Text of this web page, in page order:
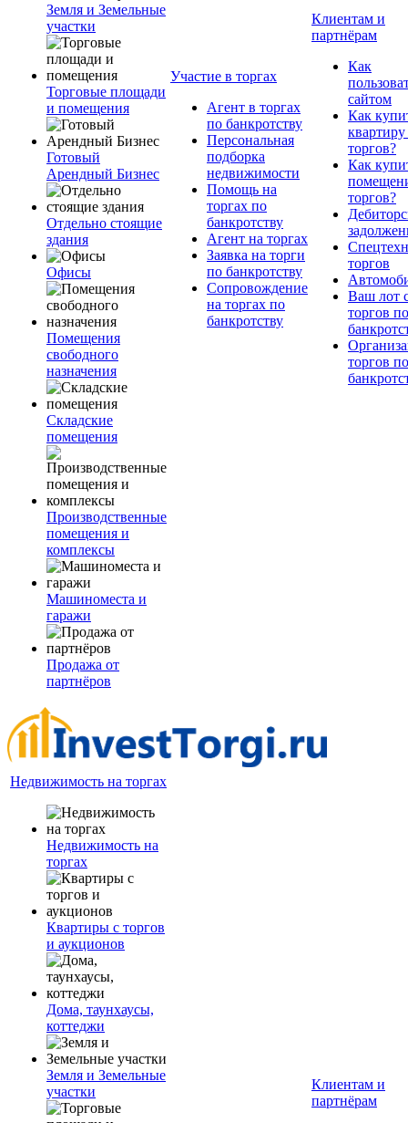
Земля и Земельные
участки
Торговые площади
и помещения
Готовый
Арендный Бизнес
Отдельно стоящие
здания
Офисы
Помещения
свободного
назначения
Складские
помещения
Производственные
помещения и
комплексы
Машиноместа и
гаражи
Продажа от
партнёров
Участие в торгах
Агент в торгах
по банкротству
Персональная
подборка
недвижимости
Помощь на
торгах по
банкротству
Агент на торгах
Заявка на торги
по банкротству
Сопровождение
на торгах по
банкротству
Клиентам и
партнёрам
Как
сайтом
Как
квартиру
торгов?
Как
торгов?
торгов
Ваш лот
торгов по
торгов по
Недвижимость на торгах
Недвижимость на
торгах
Квартиры с торгов
и аукционов
Дома, таунхаусы,
коттеджи
Земля и Земельные
участки
Клиентам и
партнёрам